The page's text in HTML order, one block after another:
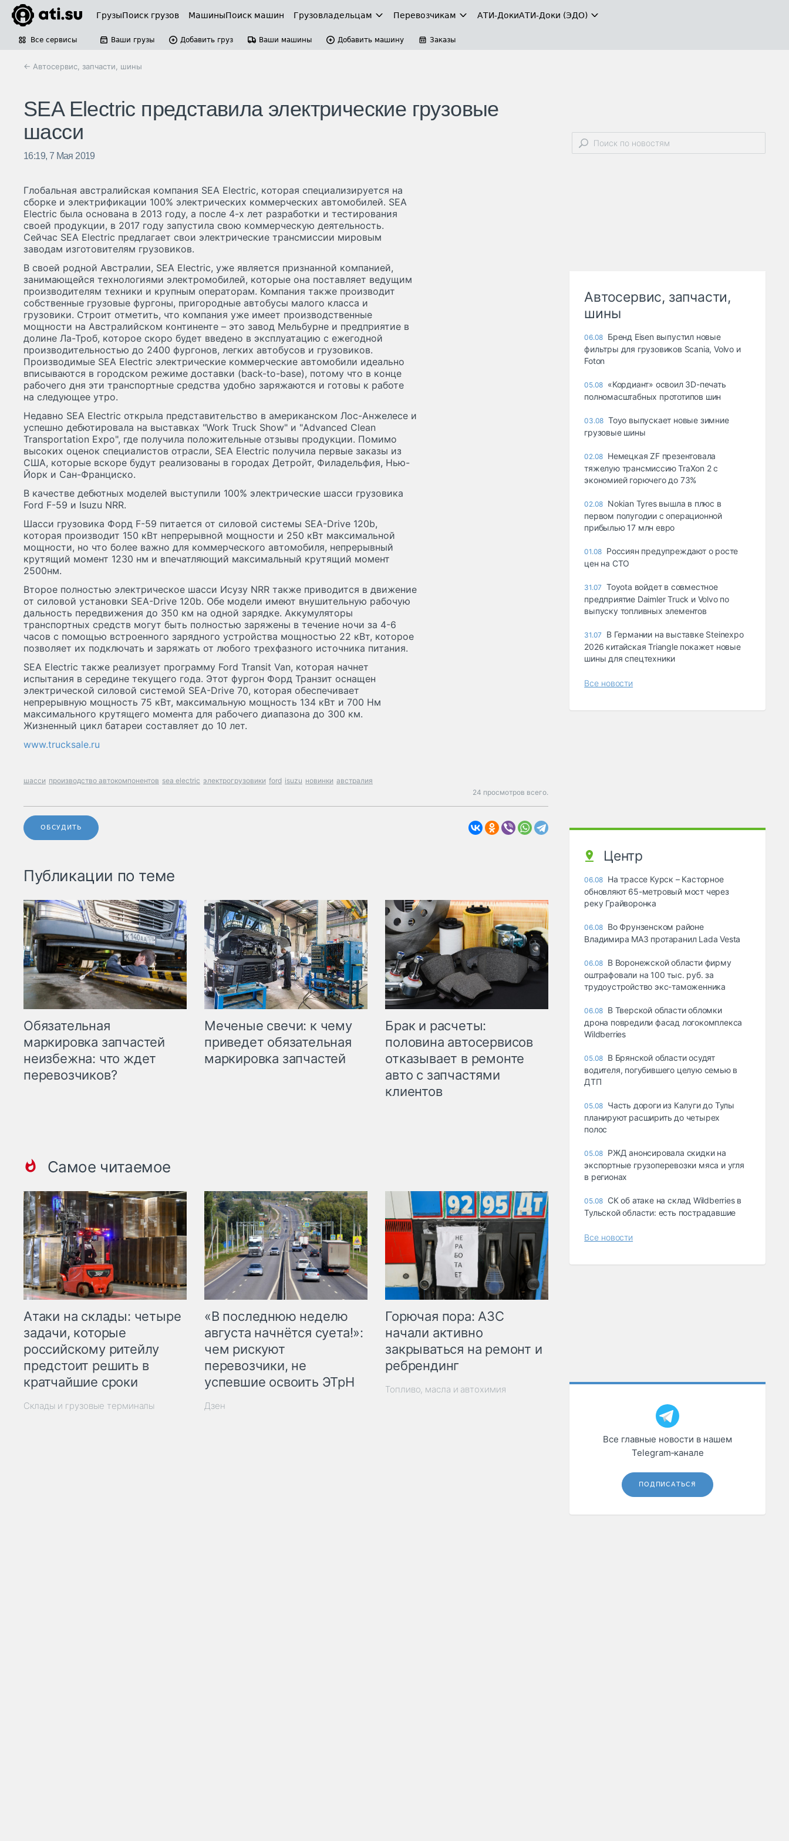
ГрузыПоиск грузов МашиныПоиск машин Грузовладельцам Перевозчикам АТИ-ДокиАТИ-Доки (ЭДО)
Все сервисы Ваши грузы Добавить груз Ваши машины Добавить машину Заказы
← Автосервис, запчасти, шины
SEA Electric представила электрические грузовые
шасси
16:19, 7 Мая 2019
Глобальная австралийская компания SEA Electric, которая специализируется на
сборке и электрификации 100% электрических коммерческих автомобилей. SEA
Electric была основана в 2013 году, а после 4-х лет разработки и тестирования
своей продукции, в 2017 году запустила свою коммерческую деятельность.
Сейчас SEA Electric предлагает свои электрические трансмиссии мировым
заводам изготовителям грузовиков.
В своей родной Австралии, SEA Electric, уже является признанной компанией,
занимающейся технологиями электромобилей, которые она поставляет ведущим
производителям техники и крупным операторам. Компания также производит
собственные грузовые фургоны, пригородные автобусы малого класса и
грузовики. Строит отметить, что компания уже имеет производственные
мощности на Австралийском континенте – это завод Мельбурне и предприятие в
долине Ла-Троб, которое скоро будет введено в эксплуатацию с ежегодной
производительностью до 2400 фургонов, легких автобусов и грузовиков.
Производимые SEA Electric электрические коммерческие автомобили идеально
вписываются в городском режиме доставки (back-to-base), потому что в конце
рабочего дня эти транспортные средства удобно заряжаются и готовы к работе
на следующее утро.
Недавно SEA Electric открыла представительство в американском Лос-Анжелесе и
успешно дебютировала на выставках "Work Truck Show" и "Advanced Clean
Transportation Expo", где получила положительные отзывы продукции. Помимо
высоких оценок специалистов отрасли, SEA Electric получила первые заказы из
США, которые вскоре будут реализованы в городах Детройт, Филадельфия, Нью-
Йорк и Сан-Франциско.
В качестве дебютных моделей выступили 100% электрические шасси грузовика
Ford F-59 и Isuzu NRR.
Шасси грузовика Форд F-59 питается от силовой системы SEA-Drive 120b,
которая производит 150 кВт непрерывной мощности и 250 кВт максимальной
мощности, но что более важно для коммерческого автомобиля, непрерывный
крутящий момент 1230 нм и впечатляющий максимальный крутящий момент
2500нм.
Второе полностью электрическое шасси Исузу NRR также приводится в движение
от силовой установки SEA-Drive 120b. Обе модели имеют внушительную рабочую
дальность передвижения до 350 км на одной зарядке. Аккумуляторы
транспортных средств могут быть полностью заряжены в течение ночи за 4-6
часов с помощью встроенного зарядного устройства мощностью 22 кВт, которое
позволяет их подключать и заряжать от любого трехфазного источника питания.
SEA Electric также реализует программу Ford Transit Van, которая начнет
испытания в середине текущего года. Этот фургон Форд Транзит оснащен
электрической силовой системой SEA-Drive 70, которая обеспечивает
непрерывную мощность 75 кВт, максимальную мощность 134 кВт и 700 Нм
максимального крутящего момента для рабочего диапазона до 300 км.
Жизненный цикл батареи составляет до 10 лет.
www.trucksale.ru
шасси производство автокомпонентов sea electric электрогрузовики ford isuzu новинки австралия
24 просмотров всего.
ОБСУДИТЬ
Публикации по теме
Обязательная
маркировка запчастей
неизбежна: что ждет
перевозчиков?
Меченые свечи: к чему
приведет обязательная
маркировка запчастей
Брак и расчеты:
половина автосервисов
отказывает в ремонте
авто с запчастями
клиентов
Самое читаемое
Атаки на склады: четыре
задачи, которые
российскому ритейлу
предстоит решить в
кратчайшие сроки
Склады и грузовые терминалы
«В последнюю неделю
августа начнётся суета!»:
чем рискуют
перевозчики, не
успевшие освоить ЭТрН
Дзен
Горючая пора: АЗС
начали активно
закрываться на ремонт и
ребрендинг
Топливо, масла и автохимия
Автосервис, запчасти,
шины
06.08 Бренд Eisen выпустил новые
фильтры для грузовиков Scania, Volvo и
Foton
05.08 «Кордиант» освоил 3D-печать
полномасштабных прототипов шин
03.08 Toyo выпускает новые зимние
грузовые шины
02.08 Немецкая ZF презентовала
тяжелую трансмиссию TraXon 2 с
экономией горючего до 73%
02.08 Nokian Tyres вышла в плюс в
первом полугодии с операционной
прибылью 17 млн евро
01.08 Россиян предупреждают о росте
цен на СТО
31.07
Toyota войдет в совместное
предприятие Daimler Truck и Volvo по
выпуску топливных элементов
31.07
В Германии на выставке Steinexpo
2026 китайская Triangle покажет новые
шины для спецтехники
Все новости
Центр
06.08 На трассе Курск – Касторное
обновляют 65-метровый мост через
реку Грайворонка
06.08 Во Фрунзенском районе
Владимира МАЗ протаранил Lada Vesta
06.08 В Воронежской области фирму
оштрафовали на 100 тыс. руб. за
трудоустройство экс-таможенника
06.08 В Тверской области обломки
дрона повредили фасад логокомплекса
Wildberries
05.08 В Брянской области осудят
водителя, погубившего целую семью в
ДТП
05.08 Часть дороги из Калуги до Тулы
планируют расширить до четырех
полос
05.08 РЖД анонсировала скидки на
экспортные грузоперевозки мяса и угля
в регионах
05.08 СК об атаке на склад Wildberries в
Тульской области: есть пострадавшие
Все новости
Все главные новости в нашем
Telegram‑канале
ПОДПИСАТЬСЯ